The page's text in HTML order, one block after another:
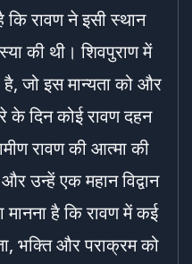
कि रावण ने इसी स्थान
की थी। शिवपुराण में
जो इस मान्यता को और
के दिन कोई रावण दहन
रावण की आत्मा की
उन्हें एक महान विद्वान
है कि रावण में कई
भक्ति और पराक्रम को